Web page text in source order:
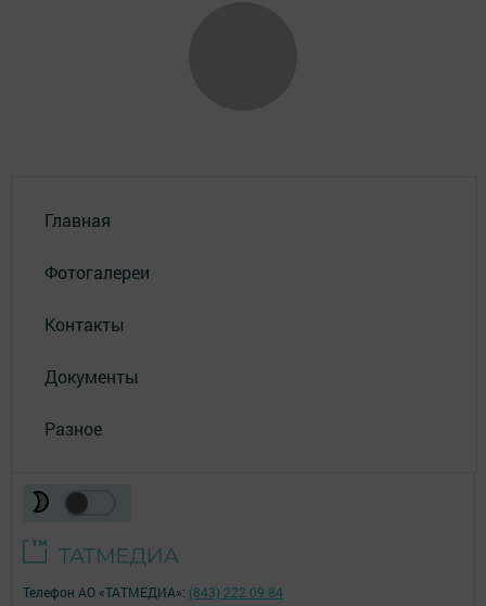
Главная
Фотогалереи
Контакты
Документы
Разное
Телефон АО «ТАТМЕДИА»: (843) 222 09 84